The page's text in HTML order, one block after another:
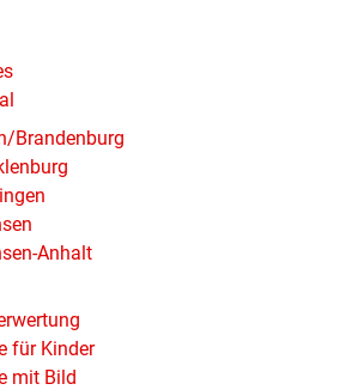
Brandenburg
Anhalt
für Kinder
mit Bild